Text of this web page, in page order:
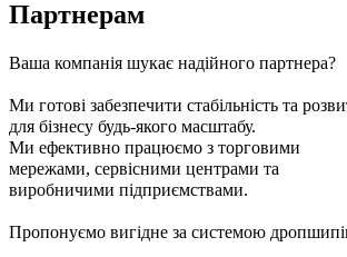
Партнерам
Ваша компанія шукає надійного партнера?
Ми готові забезпечити стабільність та
для бізнесу будь-якого масштабу.
Ми ефективно працюємо з торговими
мережами, сервісними центрами та
виробничими підприємствами.
Пропонуємо вигідне за системою